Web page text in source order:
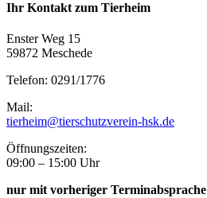
Ihr Kontakt zum Tierheim
Enster Weg 15
59872 Meschede
Telefon: 0291/1776
Mail:
tierheim@tierschutzverein-hsk.de
Öffnungszeiten:
09:00 – 15:00 Uhr
nur mit vorheriger Terminabsprache